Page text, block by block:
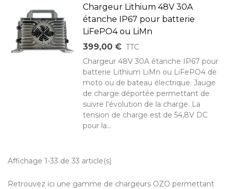
Chargeur Lithium 48V 30A
étanche IP67 pour batterie
LiFePO4 ou LiMn
399,00 € TTC
Chargeur 48V 30A étanche IP67 pour
batterie Lithium LiMn ou LiFePO4 de
moto ou de bateau électrique. Jauge
de charge déportée permettant de
suivre l'évolution de la charge. La
tension de charge est de 54,8V DC
pour la...
Affichage 1-33 de 33 article(s)
Retrouvez ici une gamme de chargeurs OZO permettant